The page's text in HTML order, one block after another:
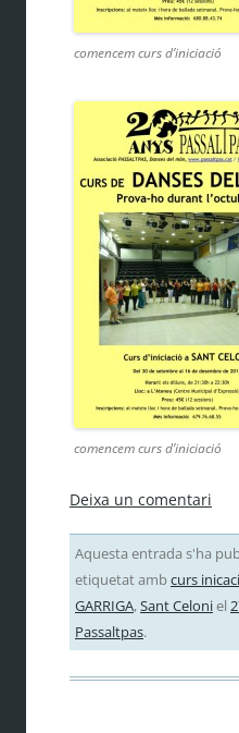
comencem curs d’iniciació
comencem curs d’iniciació
Deixa un comentari
Aquesta entrada s'ha
etiquetat ambcurs
GARRIGA,Sant Celoniel
Passaltpas.